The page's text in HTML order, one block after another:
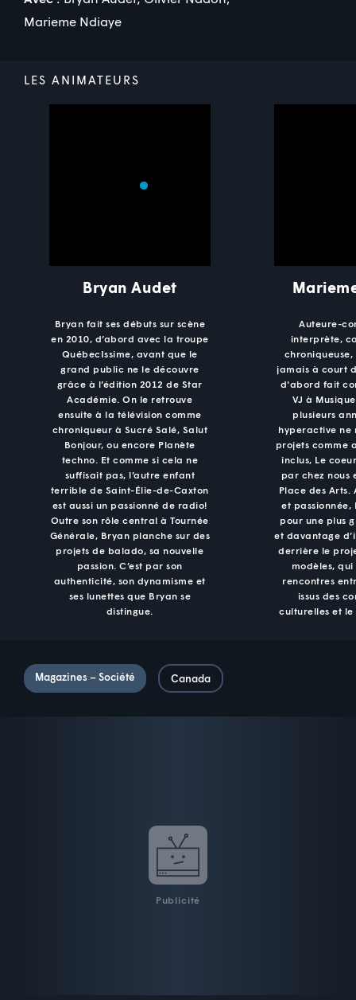
Marieme Ndiaye
LES ANIMATEURS
Bryan Audet
Bryan fait ses débuts sur scène
en 2010, d’abord avec la troupe
QuébecIssime, avant que le
grand public ne le découvre
grâce à l’édition 2012 de Star
Académie. On le retrouve
ensuite à la télévision comme
chroniqueur à Sucré Salé, Salut
Bonjour, ou encore Planète
techno. Et comme si cela ne
suffisait pas, l’autre enfant
terrible de Saint-Élie-de-Caxton
est aussi un passionné de radio!
Outre son rôle central à Tournée
Générale, Bryan planche sur des
projets de balado, sa nouvelle
passion. C’est par son
authenticité, son dynamisme et
ses lunettes que Bryan se
distingue.
Auteure-
interprète,
jamais à court
d'abord fait
VJ à
plusieurs
hyperactive ne
projets comme
inclus, Le
par chez nous
Place des Arts.
et
pour une plus
et davantage
derrière le
modèles,
rencontres
issus des
culturelles et
Magazines – Société Canada
Publicité